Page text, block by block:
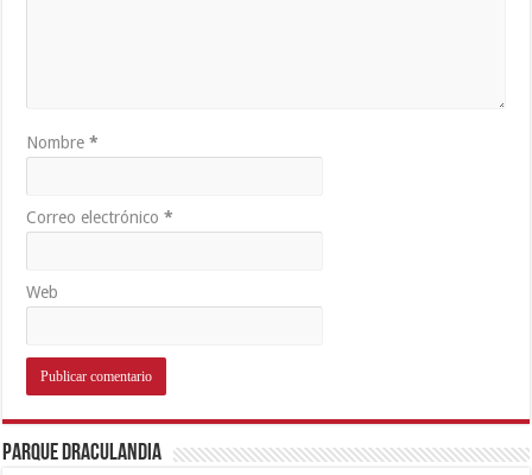
Nombre*
Correo electrónico*
Web
Parque Draculandia